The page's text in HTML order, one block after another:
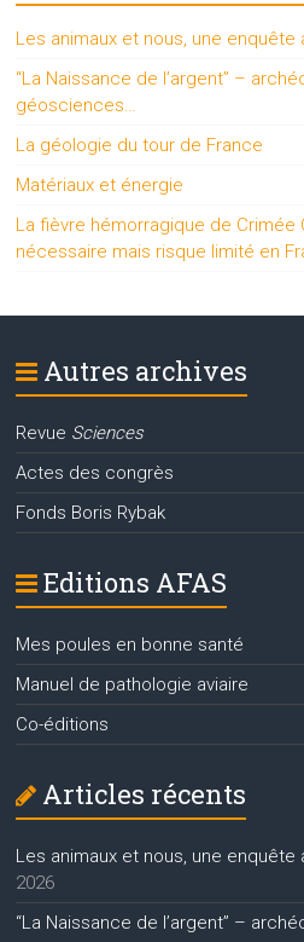
Les animaux et nous, une enquête
“La Naissance de l’argent” –
géosciences…
La géologie du tour de France
Matériaux et énergie
La fièvre hémorragique de Crimée
nécessaire mais risque limité en
Autres archives
Revue Sciences
Actes des congrès
Fonds Boris Rybak
Editions AFAS
Mes poules en bonne santé
Manuel de pathologie aviaire
Co-éditions
Articles récents
Les animaux et nous, une enquête
2026
“La Naissance de l’argent” –